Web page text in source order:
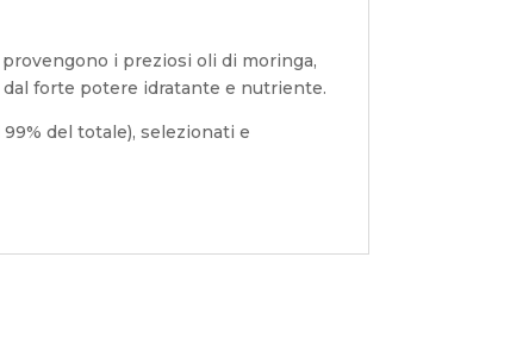
provengono i preziosi oli di moringa,
dal forte potere idratante e nutriente.
del totale), selezionati e